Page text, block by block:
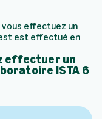
vous effectuez un
est effectué en
effectuer un
ISTA 6